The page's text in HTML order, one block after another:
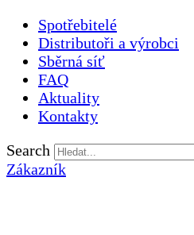
Spotřebitelé
Distributoři a výrobci
Sběrná síť
FAQ
Aktuality
Kontakty
Search
Zákazník